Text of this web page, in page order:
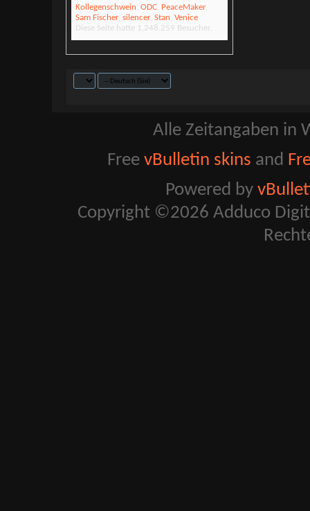
Kollegenschwein ODC PeaceMaker,
Sam Fischer, silencer, Stan Venice
Diese Seite hatte 1.248.259 Besucher.
Alle Zeitangaben in
Free vBulletin skins and
Powered by
Copyright ©2026 Adduco